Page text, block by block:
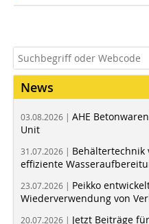
News
03.08.2026 | AHE
Unit
31.07.2026 | Behältertechnik
effiziente
23.07.2026 | Peikko
Wiederverwendung von
20.07.2026 | Jetzt Beiträge